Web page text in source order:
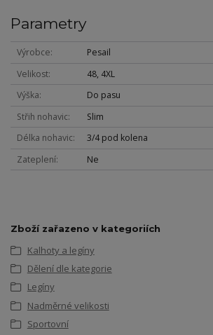
Parametry
Výrobce
Pesail
Velikost
48, 4XL
Výška
Do pasu
Střih nohavic
Slim
Délka nohavic
3/4 pod kolena
Zateplení
Ne
Zboží zařazeno v kategoriích
Kalhoty a legíny
Dělení dle kategorie
Legíny
Nadměrné velikosti
Sportovní